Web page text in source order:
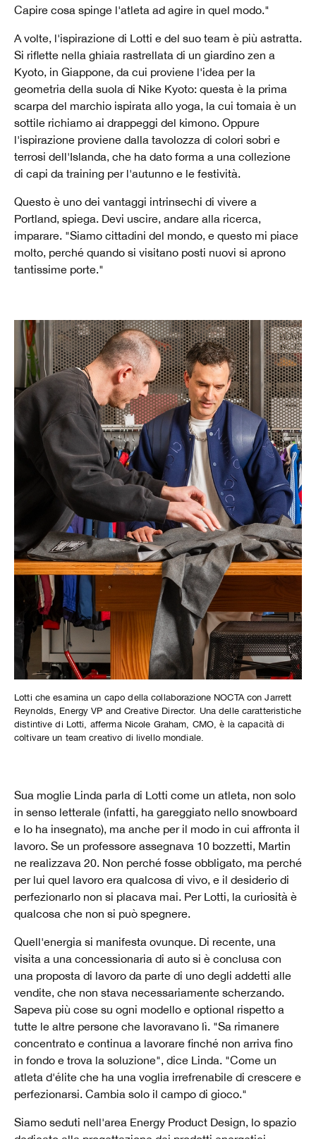
Capire cosa spinge l'atleta ad agire in quel modo."
A volte, l'ispirazione di Lotti e del suo team è più astratta.
Si riflette nella ghiaia rastrellata di un giardino zen a
Kyoto, in Giappone, da cui proviene l'idea per la
geometria della suola di Nike Kyoto: questa è la prima
scarpa del marchio ispirata allo yoga, la cui tomaia è un
sottile richiamo ai drappeggi del kimono. Oppure
l'ispirazione proviene dalla tavolozza di colori sobri e
terrosi dell'Islanda, che ha dato forma a una collezione
di capi da training per l'autunno e le festività.
Questo è uno dei vantaggi intrinsechi di vivere a
Portland, spiega. Devi uscire, andare alla ricerca,
imparare. "Siamo cittadini del mondo, e questo mi piace
molto, perché quando si visitano posti nuovi si aprono
tantissime porte."
Lotti che esamina un capo della collaborazione NOCTA con Jarrett
Reynolds, Energy VP and Creative Director. Una delle caratteristiche
distintive di Lotti, afferma Nicole Graham, CMO, è la capacità di
coltivare un team creativo di livello mondiale.
Sua moglie Linda parla di Lotti come un atleta, non solo
in senso letterale (infatti, ha gareggiato nello snowboard
e lo ha insegnato), ma anche per il modo in cui affronta il
lavoro. Se un professore assegnava 10 bozzetti, Martin
ne realizzava 20. Non perché fosse obbligato, ma perché
per lui quel lavoro era qualcosa di vivo, e il desiderio di
perfezionarlo non si placava mai. Per Lotti, la curiosità è
qualcosa che non si può spegnere.
Quell'energia si manifesta ovunque. Di recente, una
visita a una concessionaria di auto si è conclusa con
una proposta di lavoro da parte di uno degli addetti alle
vendite, che non stava necessariamente scherzando.
Sapeva più cose su ogni modello e optional rispetto a
tutte le altre persone che lavoravano lì. "Sa rimanere
concentrato e continua a lavorare finché non arriva fino
in fondo e trova la soluzione", dice Linda. "Come un
atleta d'élite che ha una voglia irrefrenabile di crescere e
perfezionarsi. Cambia solo il campo di gioco."
Siamo seduti nell'area Energy Product Design, lo spazio